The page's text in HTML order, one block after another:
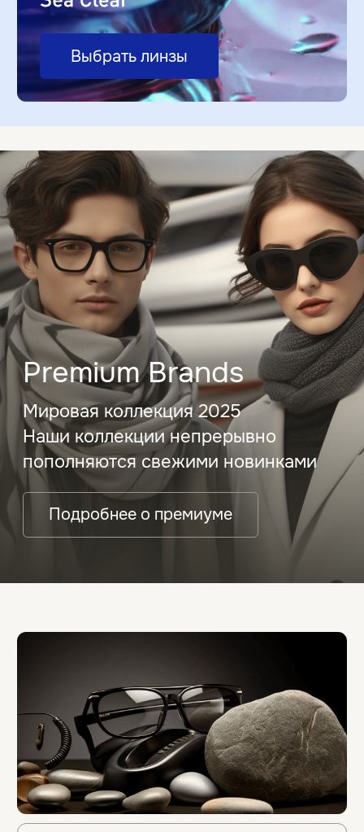
+373 67 24 00 00
str. M. Eminescu, 48 ↗
+373 68 24 86 48
bd. Ștefan cel mare, 132 ↗
bd. Mircea cel Bătrîn, 7/1 ↗
+373 61 00 09 17
bd. Decebal, 6 ↗
+373 67 21 11 12
Медицинские оправы
Солнечные очки
Premium
Контактные линзы
Диагностика
Линзы для очков
Блог
Правила и условия
Наши работы
Спа для очков
О нас